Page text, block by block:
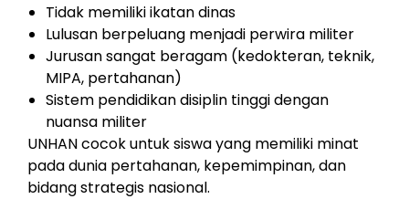
Tidak memiliki ikatan dinas
Lulusan berpeluang menjadi perwira militer
Jurusan sangat beragam (kedokteran, teknik,
MIPA, pertahanan)
Sistem pendidikan disiplin tinggi dengan
nuansa militer
UNHAN cocok untuk siswa yang memiliki minat
pada dunia pertahanan, kepemimpinan, dan
bidang strategis nasional.